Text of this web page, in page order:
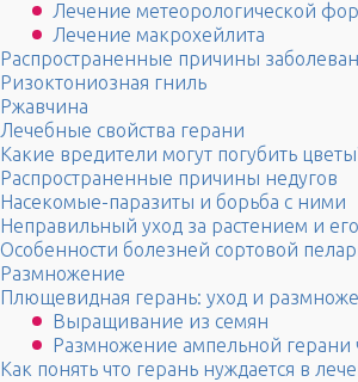
Лечение метеорологической
Лечение макрохейлита
Распространенные причины
Ризоктониозная гниль
Ржавчина
Лечебные свойства герани
Какие вредители могут погубить
Распространенные причины недугов
Насекомые-паразиты и борьба с ними
Неправильный уход за растением и
Особенности болезней сортовой
Размножение
Плющевидная герань: уход и
Выращивание из семян
Размножение ампельной
Как понять что герань нуждается в